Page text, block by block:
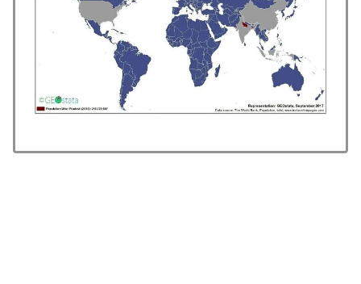
インドネシアの西パプアでアメリカ人パイロット殺害を
武装組織が主張。
【夏の風物詩】「うるさい」で消える?“盆踊り”存続の
危機 会場数は20年で半減 騒音対策で“サイレント盆
ダンス”も